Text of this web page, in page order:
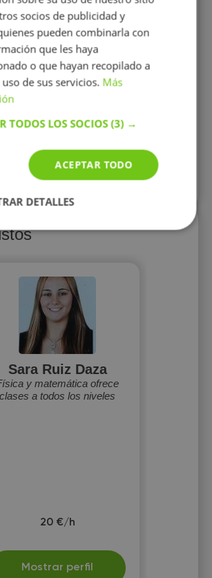
por lo que en todo
momento se adapta a ls
del alumno: resolución
realización de deberes,
de exámenes,
de fichas, trabajos, etc.
Más perfiles similares
Sara Ruiz Daza
y matemática ofrece
clases a todos los niveles
20 €/h
Mostrar perfil
socios de publicidad y
pueden combinarla con
que les haya
o que hayan recopilado a
de sus servicios. Más
TODOS LOS SOCIOS(3) →
ACEPTAR TODO
DETALLES